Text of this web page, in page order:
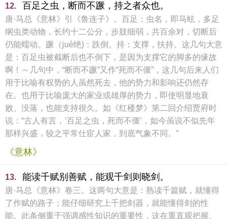
12. 百足之虫，断而不蹶，持之者众也。
唐·马总《意林》引《鲁连子》。百足：虫名，即马蚿，多足
纲虫类动物，长约十二公分，步肢细弱，共百余对，切断后
仍能蠕动。蹶（jué绝)：跌倒。持：支撑，扶持。这几句大意
是：百足虫被截断后也不倒下，是因为支撑它的脚多的缘故
啊！～几句中，“断而不蹶”又作“死而不僵”，这几句后来人们
用于比喻有权势的人虽然死去，他的势力和影响还仍然存
在。也用于比喻庞大的家业或雄厚的势力，即使明显地衰
败、没落，也能支持很久。如《红楼梦》第二回介绍贾府时
说：“古人有言，‘百足之虫，死而不僵’，如今虽说不似先年
那样兴盛，较之平常仕宦人家，到底气象不同。”
《意林》
13. 能读千赋别善赋，能观千剑则晓剑。
唐·马总《意林》卷三。这两句大意是：熟读千篇赋，就懂得
了作赋的路子；能仔细研究上千把剑器，就能懂得剑的性
能。此条侧重于强调感性知识的重要性．这在重直观把握、